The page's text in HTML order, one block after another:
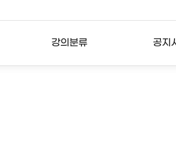
강의분류 공지